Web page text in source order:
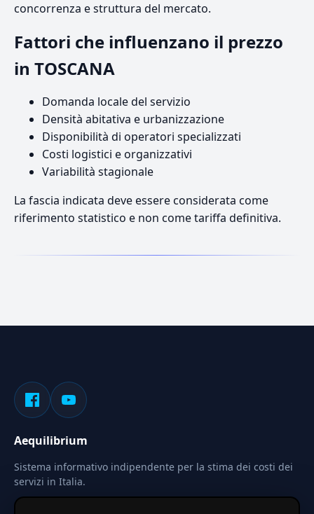
concorrenza e struttura del mercato.
Fattori che influenzano il prezzo
in TOSCANA
Domanda locale del servizio
Densità abitativa e urbanizzazione
Disponibilità di operatori specializzati
Costi logistici e organizzativi
Variabilità stagionale
La fascia indicata deve essere considerata come
riferimento statistico e non come tariffa definitiva.
Aequilibrium
Sistema informativo indipendente per la stima dei costi dei
servizi in Italia.